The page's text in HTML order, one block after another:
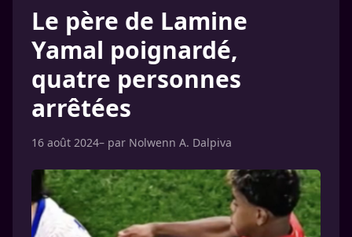
Le père de Lamine
Yamal poignardé,
quatre personnes
arrêtées
16 août 2024– par Nolwenn A. Dalpiva